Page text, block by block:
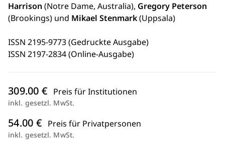
Harrison (Notre Dame, Australia), Gregory Peterson
(Brookings) und Mikael Stenmark(Uppsala)
ISSN 2195-9773 (Gedruckte Ausgabe)
ISSN 2197-2834 (Online-Ausgabe)
309.00 € Preis für Institutionen
inkl. gesetzl. MwSt.
54.00 € Preis für Privatpersonen
inkl. gesetzl. MwSt.